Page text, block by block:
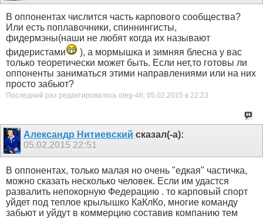
В оппонентах числится часть карпового сообщества?
Или есть поплавочники, спиннингисты,
фидермэны(наши не любят когда их называют
фидеристами
), а мормышка и зимняя блесна у вас
только теоретически может быть. Если нет,то готовы ли
оппоненты заниматься этими направлениями или на них
просто забьют?
Последний раз редактировалось oleg-46; 05.02.2015 в 22:23.
Александр Нитиевский сказал(-а):
05.02.201522:51
В оппонентах, только малая но очень "едкая" частичка,
можно сказать несколько человек. Если им удастся
развалить непокорную Федерацию . то карповый спорт
уйдет под теплое крылышко КаКлКо, многие команду
забьют и уйдут в коммерцию составив компанию тем